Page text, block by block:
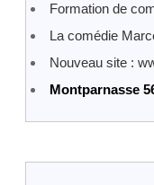
Formation de
La comédie
Nouveau site :
Montparnasse